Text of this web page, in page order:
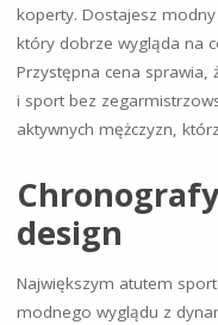
koperty. Dostajesz
który dobrze wygląda na
Przystępna cena sprawia,
i sport bez
aktywnych mężczyzn,
design
Największym atutem
modnego wyglądu z